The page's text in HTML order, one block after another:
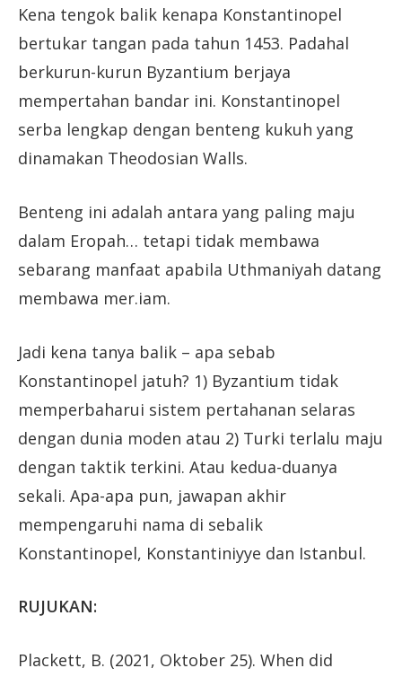
Kena tengok balik kenapa Konstantinopel
bertukar tangan pada tahun 1453. Padahal
berkurun-kurun Byzantium berjaya
mempertahan bandar ini. Konstantinopel
serba lengkap dengan benteng kukuh yang
dinamakan Theodosian Walls.
Benteng ini adalah antara yang paling maju
dalam Eropah… tetapi tidak membawa
sebarang manfaat apabila Uthmaniyah datang
membawa mer.iam.
Jadi kena tanya balik – apa sebab
Konstantinopel jatuh? 1) Byzantium tidak
memperbaharui sistem pertahanan selaras
dengan dunia moden atau 2) Turki terlalu maju
dengan taktik terkini. Atau kedua-duanya
sekali. Apa-apa pun, jawapan akhir
mempengaruhi nama di sebalik
Konstantinopel, Konstantiniyye dan Istanbul.
RUJUKAN:
Plackett, B. (2021, Oktober 25). When did